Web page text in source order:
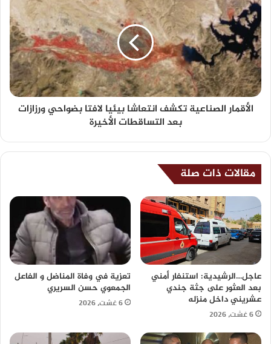
الأقمار الصناعية تكشف انتعاشا بيئيا لافتا بضواحي ورزازات
بعد التساقطات الأخيرة
مقالات ذات صلة
عاجل…الرشيدية: استنفار أمني
بعد العثور على جثة جندي
عشريني داخل منزله
6 غشت، 2026
تعزية في وفاة المناضل و الفاعل
الجمعوي حسن السريري
6 غشت، 2026